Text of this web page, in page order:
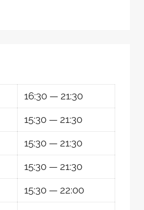
16:30 — 21:30
15:30 — 21:30
15:30 — 21:30
15:30 — 21:30
15:30 — 22:00